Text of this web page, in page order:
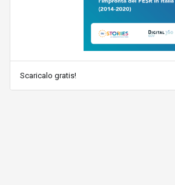
Scaricalo gratis!